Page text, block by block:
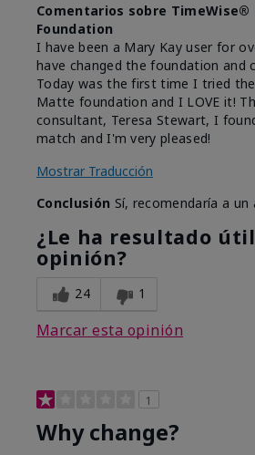
Comentarios sobre TimeWise®
Foundation
I have been a Mary Kay user for
have changed the foundation and
Today was the first time I tried
Matte foundation and I LOVE it!
consultant, Teresa Stewart, I
match and I'm very pleased!
Mostrar Traducción
Conclusión Sí, recomendaría a un
¿Le ha resultado
opinión?
24 1
Marcar esta opinión
1
Why change?